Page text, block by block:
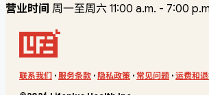
营业时间 周一至周六 11:00 a.m. - 7:00
联系我们 · 服务条款 · 隐私政策 · 常见问题 · 运费和